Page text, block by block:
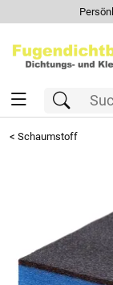
< Schaumstoff